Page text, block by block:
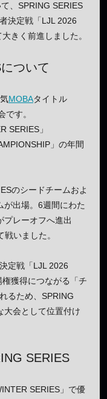
、SPRING SERIES
決定戦「LJL 2026
きく前進しました。
ついて
MOBAタイトル
です。
SERIES」
」の年間
のシードチームおよ
が出場。6週間にわた
プレーオフへ進出
いました。
定戦「LJL 2026
獲得につながる「チ
るため、SPRING
大会として位置付け
SERIES
SERIES」で優